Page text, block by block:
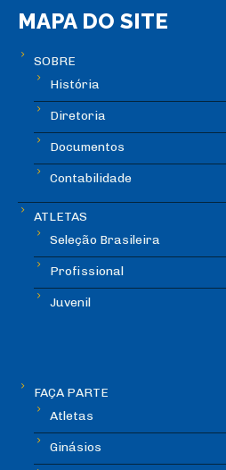
MAPA DO SITE
SOBRE
História
Diretoria
Documentos
Contabilidade
ATLETAS
Seleção Brasileira
Profissional
Juvenil
FAÇA PARTE
Atletas
Ginásios